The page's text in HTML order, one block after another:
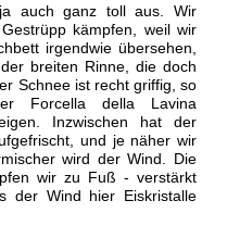
auch ganz toll aus. Wir
kämpfen, weil wir
irgendwie übersehen,
breiten Rinne, die doch
Schnee ist recht griffig, so
Forcella della Lavina
Inzwischen hat der
und je näher wir
wird der Wind. Die
wir zu Fuß - verstärkt
der Wind hier Eiskristalle